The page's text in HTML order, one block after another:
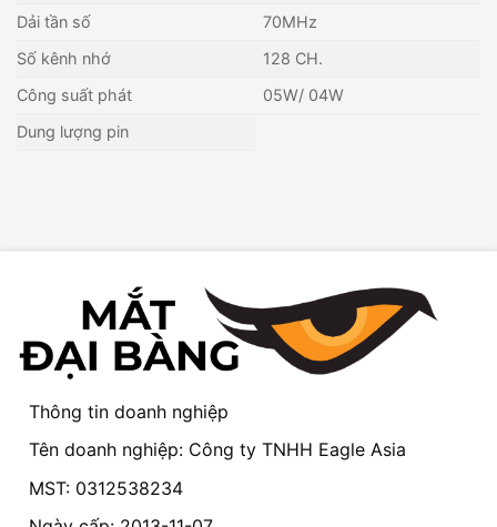
Dải tần số
70MHz
Số kênh nhớ
128 CH.
Công suất phát
05W/ 04W
Dung lượng pin
Thông tin doanh nghiệp
Tên doanh nghiệp: Công ty TNHH Eagle Asia
MST: 0312538234